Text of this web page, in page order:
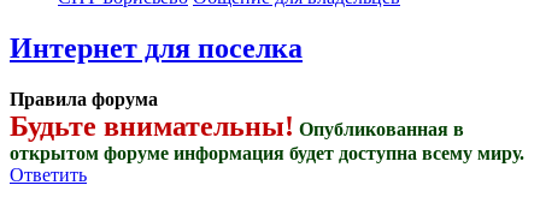
Интернет для поселка
Правила форума
Будьте внимательны! Опубликованная в
открытом форуме информация будет доступна всему миру.
Ответить